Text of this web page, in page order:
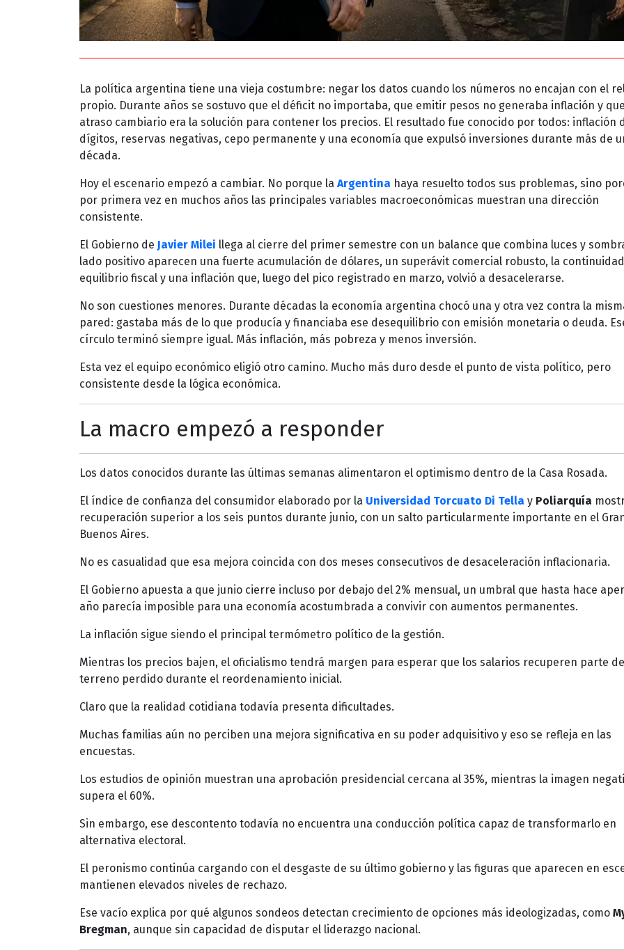
La política argentina tiene una vieja costumbre: negar los datos cuando los números no encajan con el
propio. Durante años se sostuvo que el déficit no importaba, que emitir pesos no generaba inflación y
atraso cambiario era la solución para contener los precios. El resultado fue conocido por todos: inflación
dígitos, reservas negativas, cepo permanente y una economía que expulsó inversiones durante más de
década.
Hoy el escenario empezó a cambiar. No porque la Argentina haya resuelto todos sus problemas, sino
por primera vez en muchos años las principales variables macroeconómicas muestran una dirección
consistente.
El Gobierno de Javier Milei llega al cierre del primer semestre con un balance que combina luces y
lado positivo aparecen una fuerte acumulación de dólares, un superávit comercial robusto, la
equilibrio fiscal y una inflación que, luego del pico registrado en marzo, volvió a desacelerarse.
No son cuestiones menores. Durante décadas la economía argentina chocó una y otra vez contra la
pared: gastaba más de lo que producía y financiaba ese desequilibrio con emisión monetaria o deuda.
círculo terminó siempre igual. Más inflación, más pobreza y menos inversión.
Esta vez el equipo económico eligió otro camino. Mucho más duro desde el punto de vista político, pero
consistente desde la lógica económica.
La macro empezó a responder
Los datos conocidos durante las últimas semanas alimentaron el optimismo dentro de la Casa Rosada.
El índice de confianza del consumidor elaborado por la Universidad Torcuato Di Tella y Poliarquía
recuperación superior a los seis puntos durante junio, con un salto particularmente importante en el
Buenos Aires.
No es casualidad que esa mejora coincida con dos meses consecutivos de desaceleración inflacionaria.
El Gobierno apuesta a que junio cierre incluso por debajo del 2% mensual, un umbral que hasta hace
año parecía imposible para una economía acostumbrada a convivir con aumentos permanentes.
La inflación sigue siendo el principal termómetro político de la gestión.
Mientras los precios bajen, el oficialismo tendrá margen para esperar que los salarios recuperen parte
terreno perdido durante el reordenamiento inicial.
Claro que la realidad cotidiana todavía presenta dificultades.
Muchas familias aún no perciben una mejora significativa en su poder adquisitivo y eso se refleja en las
encuestas.
Los estudios de opinión muestran una aprobación presidencial cercana al 35%, mientras la imagen
supera el 60%.
Sin embargo, ese descontento todavía no encuentra una conducción política capaz de transformarlo en
alternativa electoral.
El peronismo continúa cargando con el desgaste de su último gobierno y las figuras que aparecen en
mantienen elevados niveles de rechazo.
Ese vacío explica por qué algunos sondeos detectan crecimiento de opciones más ideologizadas, como
Bregman, aunque sin capacidad de disputar el liderazgo nacional.